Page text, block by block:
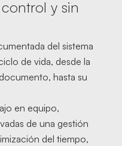
y sin
del sistema
de vida, desde la
hasta su
en equipo,
de una gestión
del tiempo,